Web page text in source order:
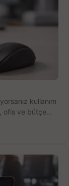
kullanım
ofis ve bütçe